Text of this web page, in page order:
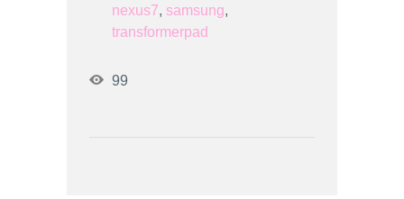
nexus7, samsung,
transformerpad
99